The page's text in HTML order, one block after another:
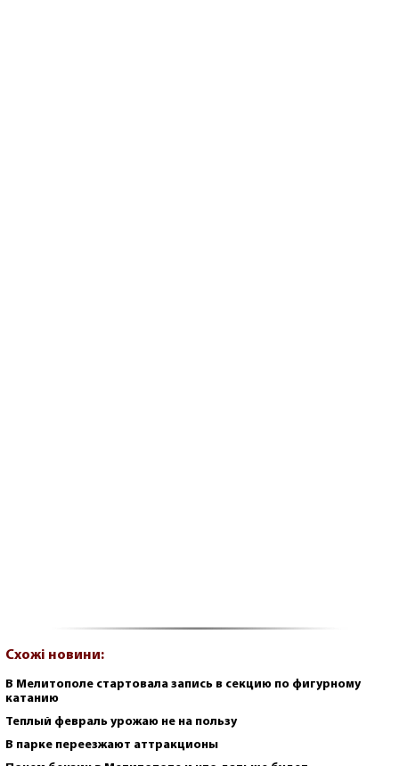
Схожі новини:
В Мелитополе стартовала запись в секцию по фигурному
катанию
Теплый февраль урожаю не на пользу
В парке переезжают аттракционы